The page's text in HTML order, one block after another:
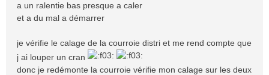
a un ralentie bas presque a caler
et a du mal a démarrer
je vérifie le calage de la courroie distri et me rend compte que
j ai louper un cran
donc je redémonte la courroie vérifie mon calage sur les deux